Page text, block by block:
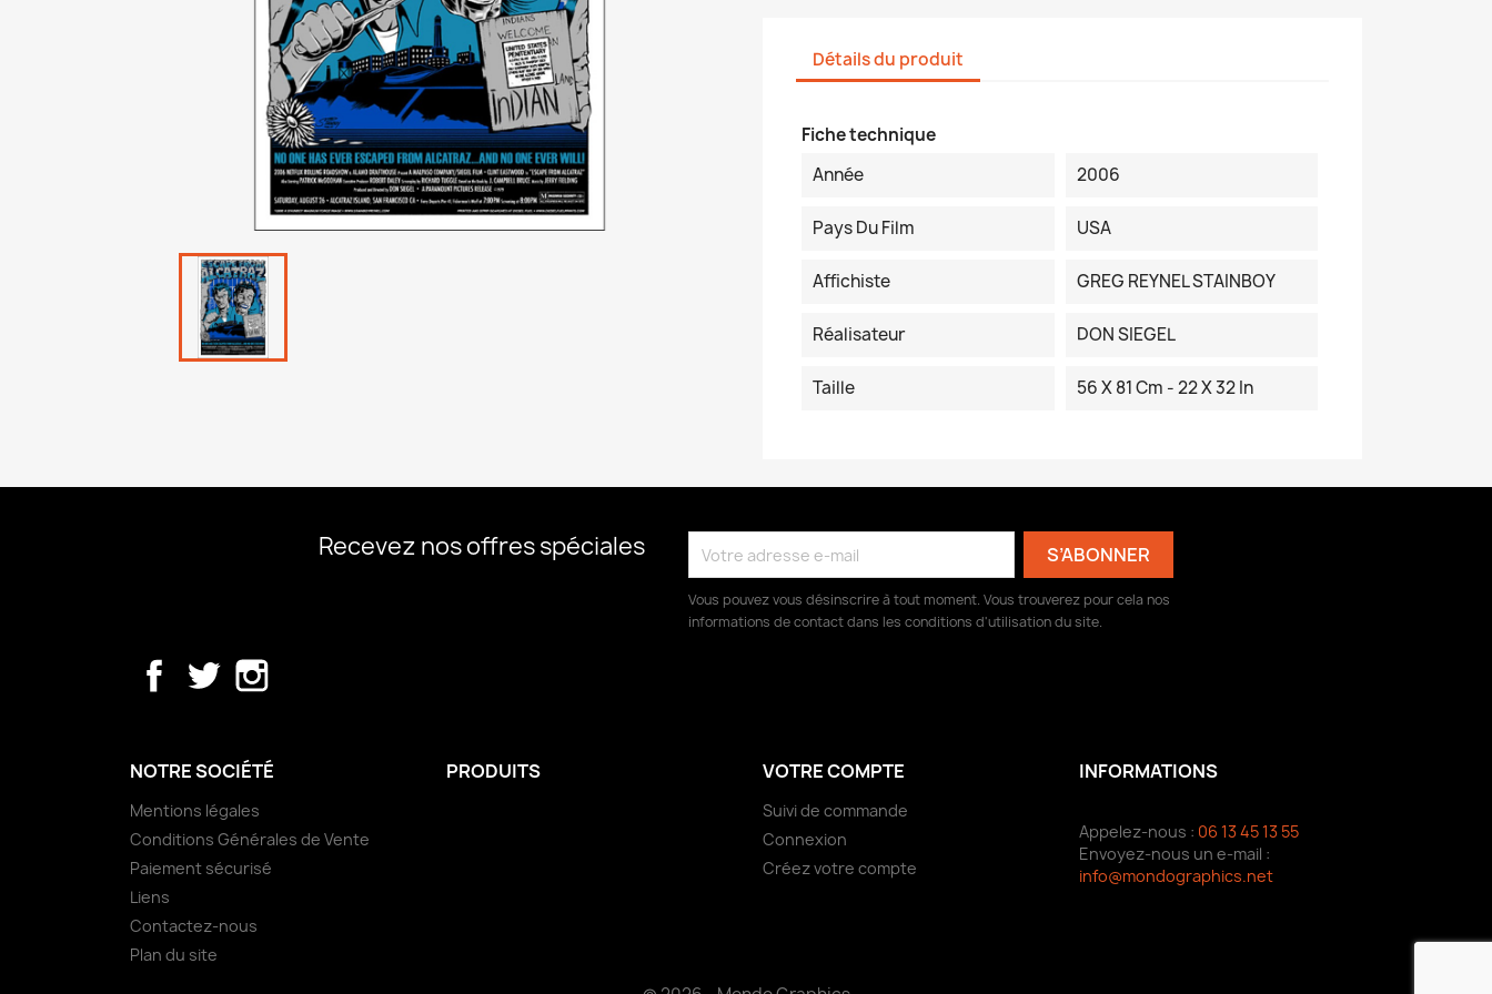
Détails du produit
Fiche technique
Année
2006
Pays Du Film USA
Affichiste GREG REYNEL STAINBOY
Réalisateur DON SIEGEL
Taille 56 X 81 Cm - 22 X 32 In
Recevez nos offres spéciales
Vous pouvez vous désinscrire à tout moment. Vous trouverez pour cela nos
informations de contact dans les conditions d'utilisation du site.
Facebook
Twitter
NOTRE SOCIÉTÉ
Mentions légales
Conditions Générales de Vente
Paiement sécurisé
Liens
Contactez-nous
Plan du site
PRODUITS VOTRE COMPTE
Suivi de commande
Connexion
Créez votre compte
INFORMATIONS
Appelez-nous : 06 13 45 13 55
Envoyez-nous un e-mail :
info@mondographics.net